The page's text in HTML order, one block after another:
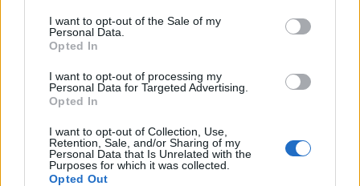
I want to opt-out of the Sale of my
Personal Data.
Opted In
I want to opt-out of processing my
Personal Data for Targeted Advertising.
Opted In
I want to opt-out of Collection, Use,
Retention, Sale, and/or Sharing of my
Personal Data that Is Unrelated with the
Purposes for which it was collected.
Opted Out
l’article